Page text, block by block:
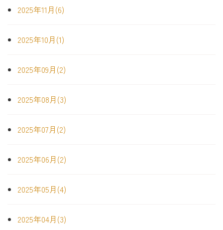
2025年11月(6)
2025年10月(1)
2025年09月(2)
2025年08月(3)
2025年07月(2)
2025年06月(2)
2025年05月(4)
2025年04月(3)